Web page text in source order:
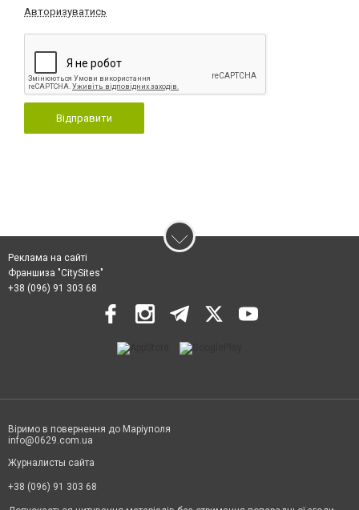
Авторизуватись
Відправити
Реклама на сайті
Франшиза "CitySites"
+38 (096) 91 303 68
Віримо в повернення до Маріуполя
info@0629.com.ua
Журналисты сайта
+38 (096) 91 303 68